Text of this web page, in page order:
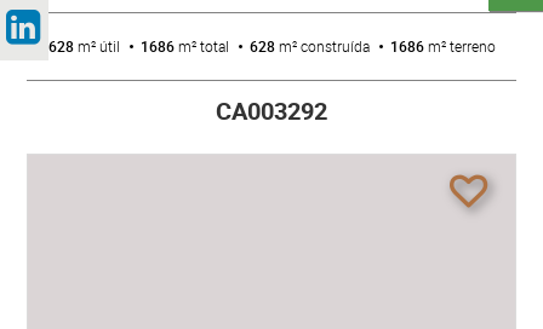
628m² útil 1686m² total 628m² construída 1686m² terreno
CA003292